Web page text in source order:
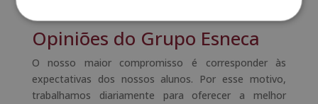
Opiniões do Grupo Esneca
O nosso maior compromisso é corresponder às
expectativas dos nossos alunos. Por esse motivo,
trabalhamos diariamente para oferecer a melhor